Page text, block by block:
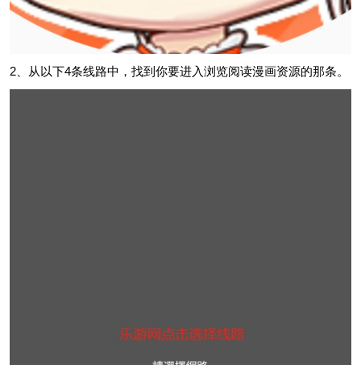
2、从以下4条线路中，找到你要进入浏览阅读漫画资源的那条。